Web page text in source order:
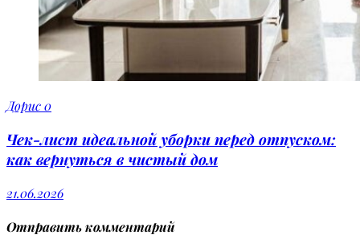
Дорис0
Чек-лист идеальной уборки перед отпуском:
как вернуться в чистый дом
21.06.2026
Отправить комментарий